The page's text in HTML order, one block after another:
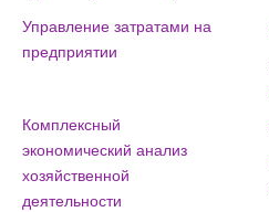
Управление затратами на
предприятии
Комплексный
экономический анализ
хозяйственной
деятельности